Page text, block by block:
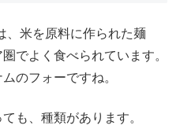
、米を原料に作られた麺
でよく食べられています。
のフォーですね。
も、種類があります。